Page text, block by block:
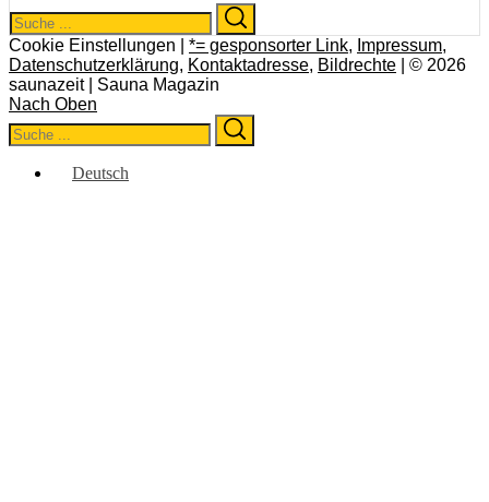
Search
for:
Cookie Einstellungen | *= gesponsorter Link, Impressum,
Datenschutzerklärung, Kontaktadresse, Bildrechte | © 2026
saunazeit | Sauna Magazin
Nach Oben
Search
for:
Deutsch